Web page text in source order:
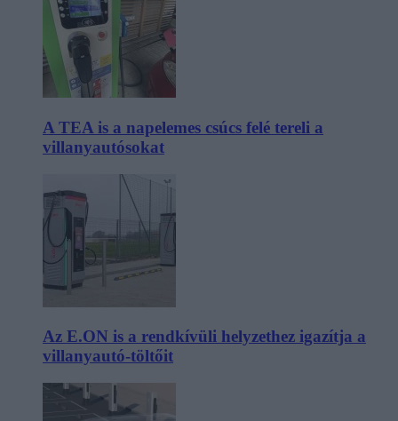
A TEA is a napelemes csúcs felé tereli a
villanyautósokat
Az E.ON is a rendkívüli helyzethez igazítja a
villanyautó-töltőit